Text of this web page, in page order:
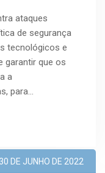
ataques
de segurança
tecnológicos e
garantir que os
a
para…
30 DE JUNHO DE 2022